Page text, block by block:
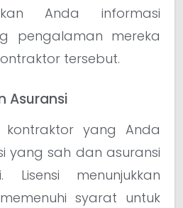
Anda informasi
pengalaman mereka
tersebut.
Asuransi
kontraktor yang Anda
yang sah dan asuransi
menunjukkan
syarat untuk